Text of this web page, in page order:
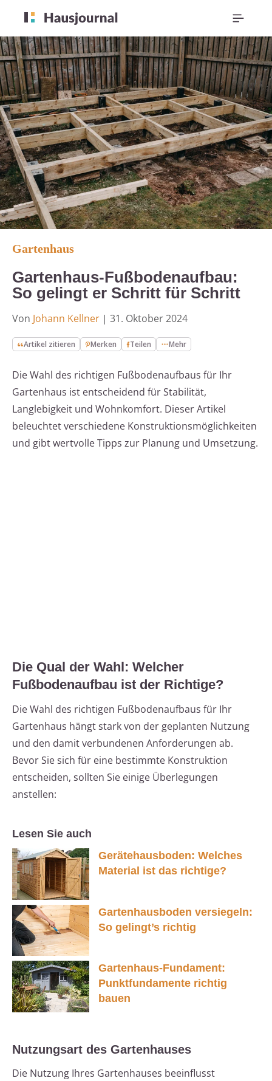
Gartenhaus
Gartenhaus-Fußbodenaufbau:
So gelingt er Schritt für Schritt
Von Johann Kellner | 31. Oktober 2024
Artikel zitieren Merken Teilen Mehr
Die Wahl des richtigen Fußbodenaufbaus für Ihr
Gartenhaus ist entscheidend für Stabilität,
Langlebigkeit und Wohnkomfort. Dieser Artikel
beleuchtet verschiedene Konstruktionsmöglichkeiten
und gibt wertvolle Tipps zur Planung und Umsetzung.
Die Qual der Wahl: Welcher
Fußbodenaufbau ist der Richtige?
Die Wahl des richtigen Fußbodenaufbaus für Ihr
Gartenhaus hängt stark von der geplanten Nutzung
und den damit verbundenen Anforderungen ab.
Bevor Sie sich für eine bestimmte Konstruktion
entscheiden, sollten Sie einige Überlegungen
anstellen:
Lesen Sie auch
Gerätehausboden: Welches
Material ist das richtige?
Gartenhausboden versiegeln:
So gelingt’s richtig
Gartenhaus-Fundament:
Punktfundamente richtig
bauen
Nutzungsart des Gartenhauses
Die Nutzung Ihres Gartenhauses beeinflusst